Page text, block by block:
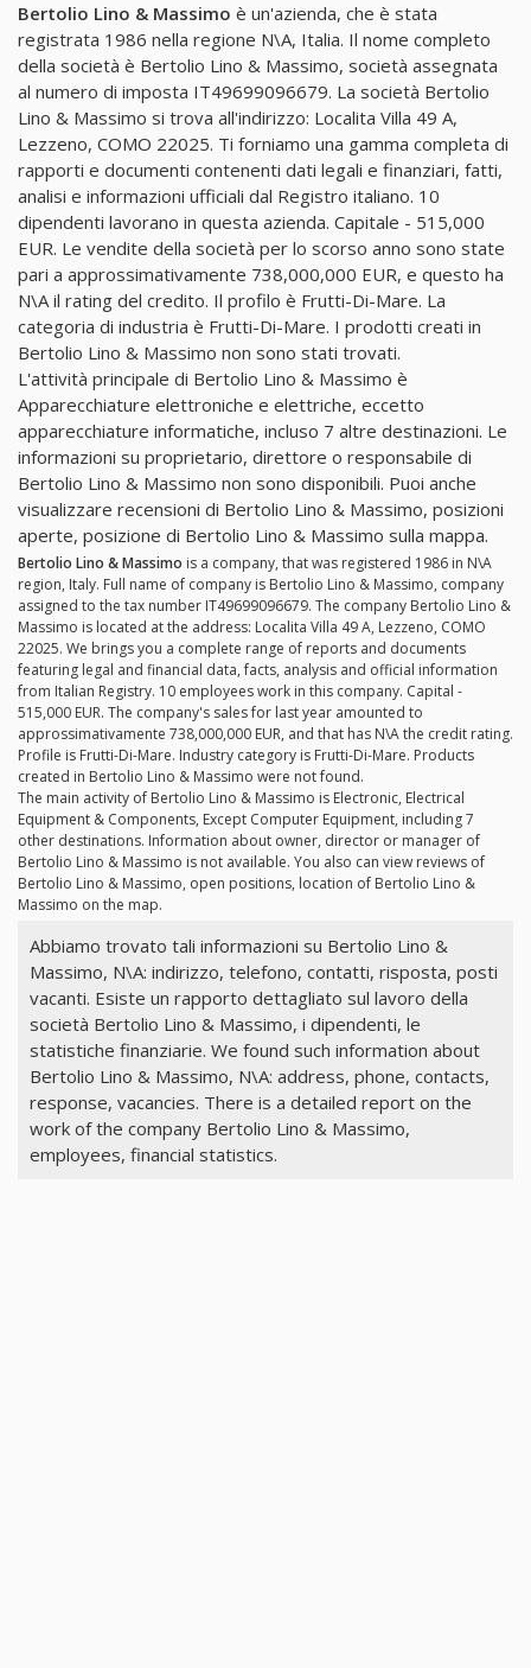
Bertolio Lino & Massimo è un'azienda, che è stata
registrata 1986 nella regione N\A, Italia. Il nome completo
della società è Bertolio Lino & Massimo, società assegnata
al numero di imposta IT49699096679. La società Bertolio
Lino & Massimo si trova all'indirizzo: Localita Villa 49 A,
Lezzeno, COMO 22025. Ti forniamo una gamma completa di
rapporti e documenti contenenti dati legali e finanziari, fatti,
analisi e informazioni ufficiali dal Registro italiano. 10
dipendenti lavorano in questa azienda. Capitale - 515,000
EUR. Le vendite della società per lo scorso anno sono state
pari a approssimativamente 738,000,000 EUR, e questo ha
N\A il rating del credito. Il profilo è Frutti-Di-Mare. La
categoria di industria è Frutti-Di-Mare. I prodotti creati in
Bertolio Lino & Massimo non sono stati trovati.
L'attività principale di Bertolio Lino & Massimo è
Apparecchiature elettroniche e elettriche, eccetto
apparecchiature informatiche, incluso 7 altre destinazioni. Le
informazioni su proprietario, direttore o responsabile di
Bertolio Lino & Massimo non sono disponibili. Puoi anche
visualizzare recensioni di Bertolio Lino & Massimo, posizioni
aperte, posizione di Bertolio Lino & Massimo sulla mappa.
Bertolio Lino & Massimo is a company, that was registered 1986 in N\A
region, Italy. Full name of company is Bertolio Lino & Massimo, company
assigned to the tax number IT49699096679. The company Bertolio Lino &
Massimo is located at the address: Localita Villa 49 A, Lezzeno, COMO
22025. We brings you a complete range of reports and documents
featuring legal and financial data, facts, analysis and official information
from Italian Registry. 10 employees work in this company. Capital -
515,000 EUR. The company's sales for last year amounted to
approssimativamente 738,000,000 EUR, and that has N\A the credit rating.
Profile is Frutti-Di-Mare. Industry category is Frutti-Di-Mare. Products
created in Bertolio Lino & Massimo were not found.
The main activity of Bertolio Lino & Massimo is Electronic, Electrical
Equipment & Components, Except Computer Equipment, including 7
other destinations. Information about owner, director or manager of
Bertolio Lino & Massimo is not available. You also can view reviews of
Bertolio Lino & Massimo, open positions, location of Bertolio Lino &
Massimo on the map.
Abbiamo trovato tali informazioni su Bertolio Lino &
Massimo, N\A: indirizzo, telefono, contatti, risposta, posti
vacanti. Esiste un rapporto dettagliato sul lavoro della
società Bertolio Lino & Massimo, i dipendenti, le
statistiche finanziarie. We found such information about
Bertolio Lino & Massimo, N\A: address, phone, contacts,
response, vacancies. There is a detailed report on the
work of the company Bertolio Lino & Massimo,
employees, financial statistics.